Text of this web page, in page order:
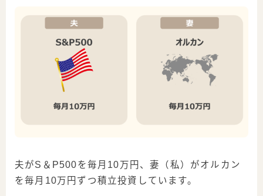
夫がS＆P500を毎月10万円、妻（私）がオルカン
を毎月10万円ずつ積立投資しています。